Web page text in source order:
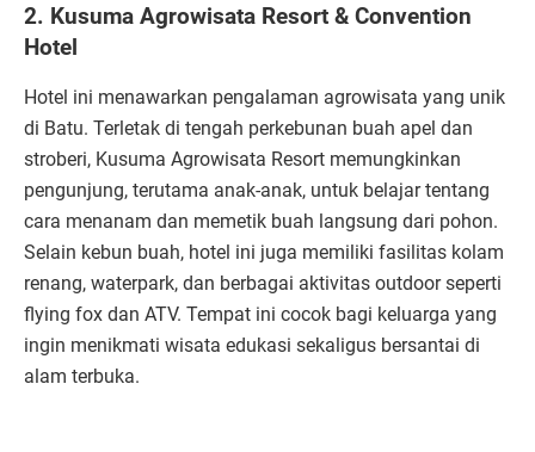
2. Kusuma Agrowisata Resort & Convention
Hotel
Hotel ini menawarkan pengalaman agrowisata yang unik
di Batu. Terletak di tengah perkebunan buah apel dan
stroberi, Kusuma Agrowisata Resort memungkinkan
pengunjung, terutama anak-anak, untuk belajar tentang
cara menanam dan memetik buah langsung dari pohon.
Selain kebun buah, hotel ini juga memiliki fasilitas kolam
renang, waterpark, dan berbagai aktivitas outdoor seperti
flying fox dan ATV. Tempat ini cocok bagi keluarga yang
ingin menikmati wisata edukasi sekaligus bersantai di
alam terbuka.